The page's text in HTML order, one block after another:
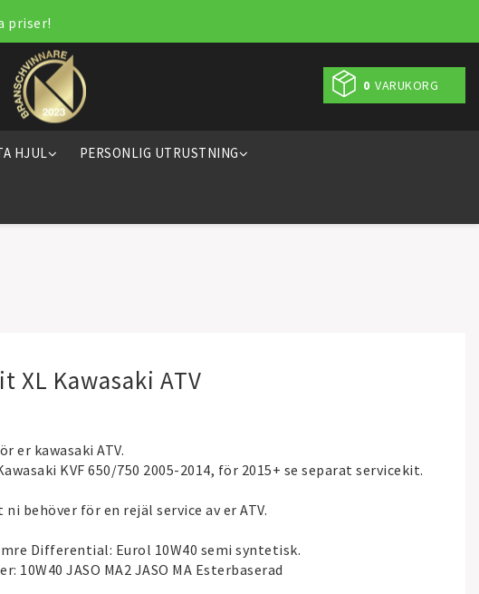
priser!
0 VARUKORG
HJUL PERSONLIG UTRUSTNING
XL Kawasaki ATV
er kawasaki ATV.
KVF 650/750 2005-2014, för 2015+ se separat servicekit.
behöver för en rejäl service av er ATV.
Differential: Eurol 10W40 semi syntetisk.
10W40 JASO MA2 JASO MA Esterbaserad